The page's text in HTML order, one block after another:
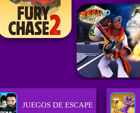
JUEGOS DE ESCAPE